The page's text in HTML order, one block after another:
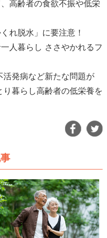
高齢者の食欲不振や低栄
れ脱水」に要注意！
人暮らし ささやかれるフ
発病など新たな問題が
暮らし高齢者の低栄養を